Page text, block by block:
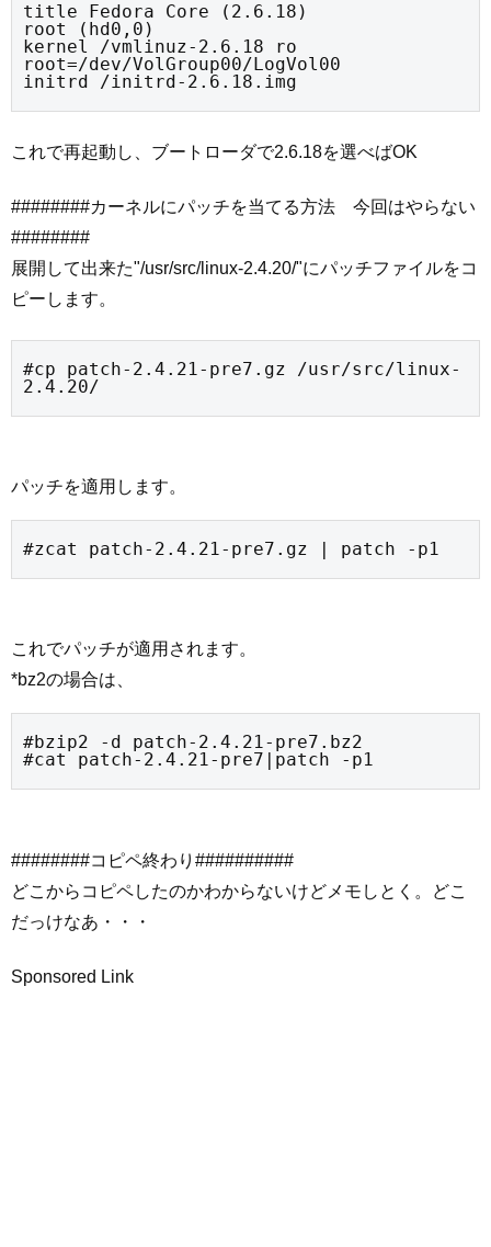
title Fedora Core (2.6.18)
root (hd0,0)
kernel /vmlinuz-2.6.18 ro
root=/dev/VolGroup00/LogVol00
initrd /initrd-2.6.18.img
これで再起動し、ブートローダで2.6.18を選べばOK
########カーネルにパッチを当てる方法 今回はやらない
########
展開して出来た"/usr/src/linux-2.4.20/"にパッチファイルをコ
ピーします。
#cp patch-2.4.21-pre7.gz /usr/src/linux-
2.4.20/
パッチを適用します。
#zcat patch-2.4.21-pre7.gz | patch -p1
これでパッチが適用されます。
*bz2の場合は、
#bzip2 -d patch-2.4.21-pre7.bz2
#cat patch-2.4.21-pre7|patch -p1
########コピペ終わり##########
どこからコピペしたのかわからないけどメモしとく。どこ
だっけなあ・・・
Sponsored Link